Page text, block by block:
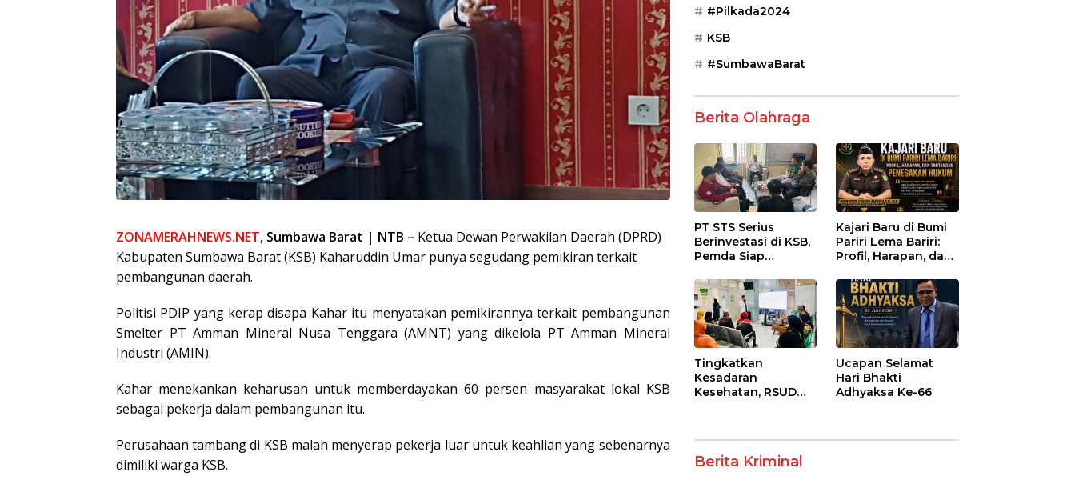
ZONAMERAHNEWS.NET, Sumbawa Barat | NTB – Ketua Dewan Perwakilan Daerah (DPRD)
Kabupaten Sumbawa Barat (KSB) Kaharuddin Umar punya segudang pemikiran terkait
pembangunan daerah.
Politisi PDIP yang kerap disapa Kahar itu menyatakan pemikirannya terkait pembangunan
Smelter PT Amman Mineral Nusa Tenggara (AMNT) yang dikelola PT Amman Mineral
Industri (AMIN).
Kahar menekankan keharusan untuk memberdayakan 60 persen masyarakat lokal KSB
sebagai pekerja dalam pembangunan itu.
Perusahaan tambang di KSB malah menyerap pekerja luar untuk keahlian yang sebenarnya
dimiliki warga KSB.
#Pilkada2024
KSB
#SumbawaBarat
Berita Olahraga
PT STS Serius
Berinvestasi di KSB,
Pemda Siap
dan Pastikan
Kepatuhan Regulasi
Kajari Baru di Bumi
Pariri Lema Bariri:
Profil, Harapan, dan
Penegakan Hukum
Tingkatkan
Kesadaran
Kesehatan, RSUD
Ucapan Selamat
Hari Bhakti
Adhyaksa Ke-66
Berita Kriminal